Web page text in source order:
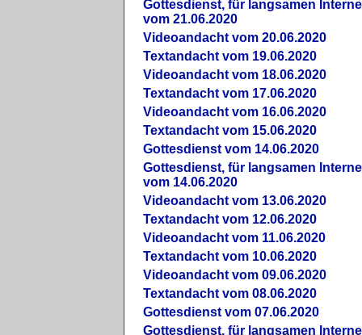
Gottesdienst, für langsamen
vom 21.06.2020
Videoandacht vom 20.06.2020
Textandacht vom 19.06.2020
Videoandacht vom 18.06.2020
Textandacht vom 17.06.2020
Videoandacht vom 16.06.2020
Textandacht vom 15.06.2020
Gottesdienst vom 14.06.2020
Gottesdienst, für langsamen
vom 14.06.2020
Videoandacht vom 13.06.2020
Textandacht vom 12.06.2020
Videoandacht vom 11.06.2020
Textandacht vom 10.06.2020
Videoandacht vom 09.06.2020
Textandacht vom 08.06.2020
Gottesdienst vom 07.06.2020
Gottesdienst, für langsamen